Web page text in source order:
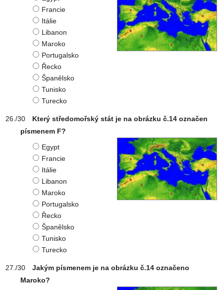
Francie
Itálie
Libanon
Maroko
Portugalsko
Řecko
Španělsko
Tunisko
Turecko
Který středomořský stát je na obrázku č.14 označen
písmenem F?
Egypt
Francie
Itálie
Libanon
Maroko
Portugalsko
Řecko
Španělsko
Tunisko
Turecko
Jakým písmenem je na obrázku č.14 označeno
Maroko?